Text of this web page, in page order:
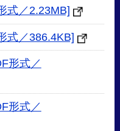
式／2.23MB]
式／386.4KB]
形式／
形式／